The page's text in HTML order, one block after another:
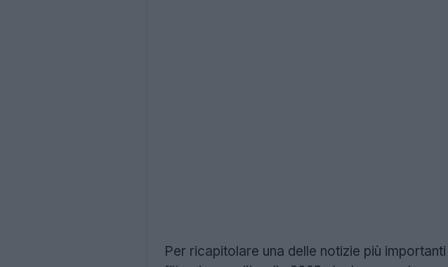
Per ricapitolare una delle notizie più